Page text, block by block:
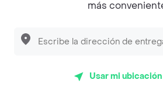
Facebook
Twitter
©2026Rappi Inc. All
más
Usar mi